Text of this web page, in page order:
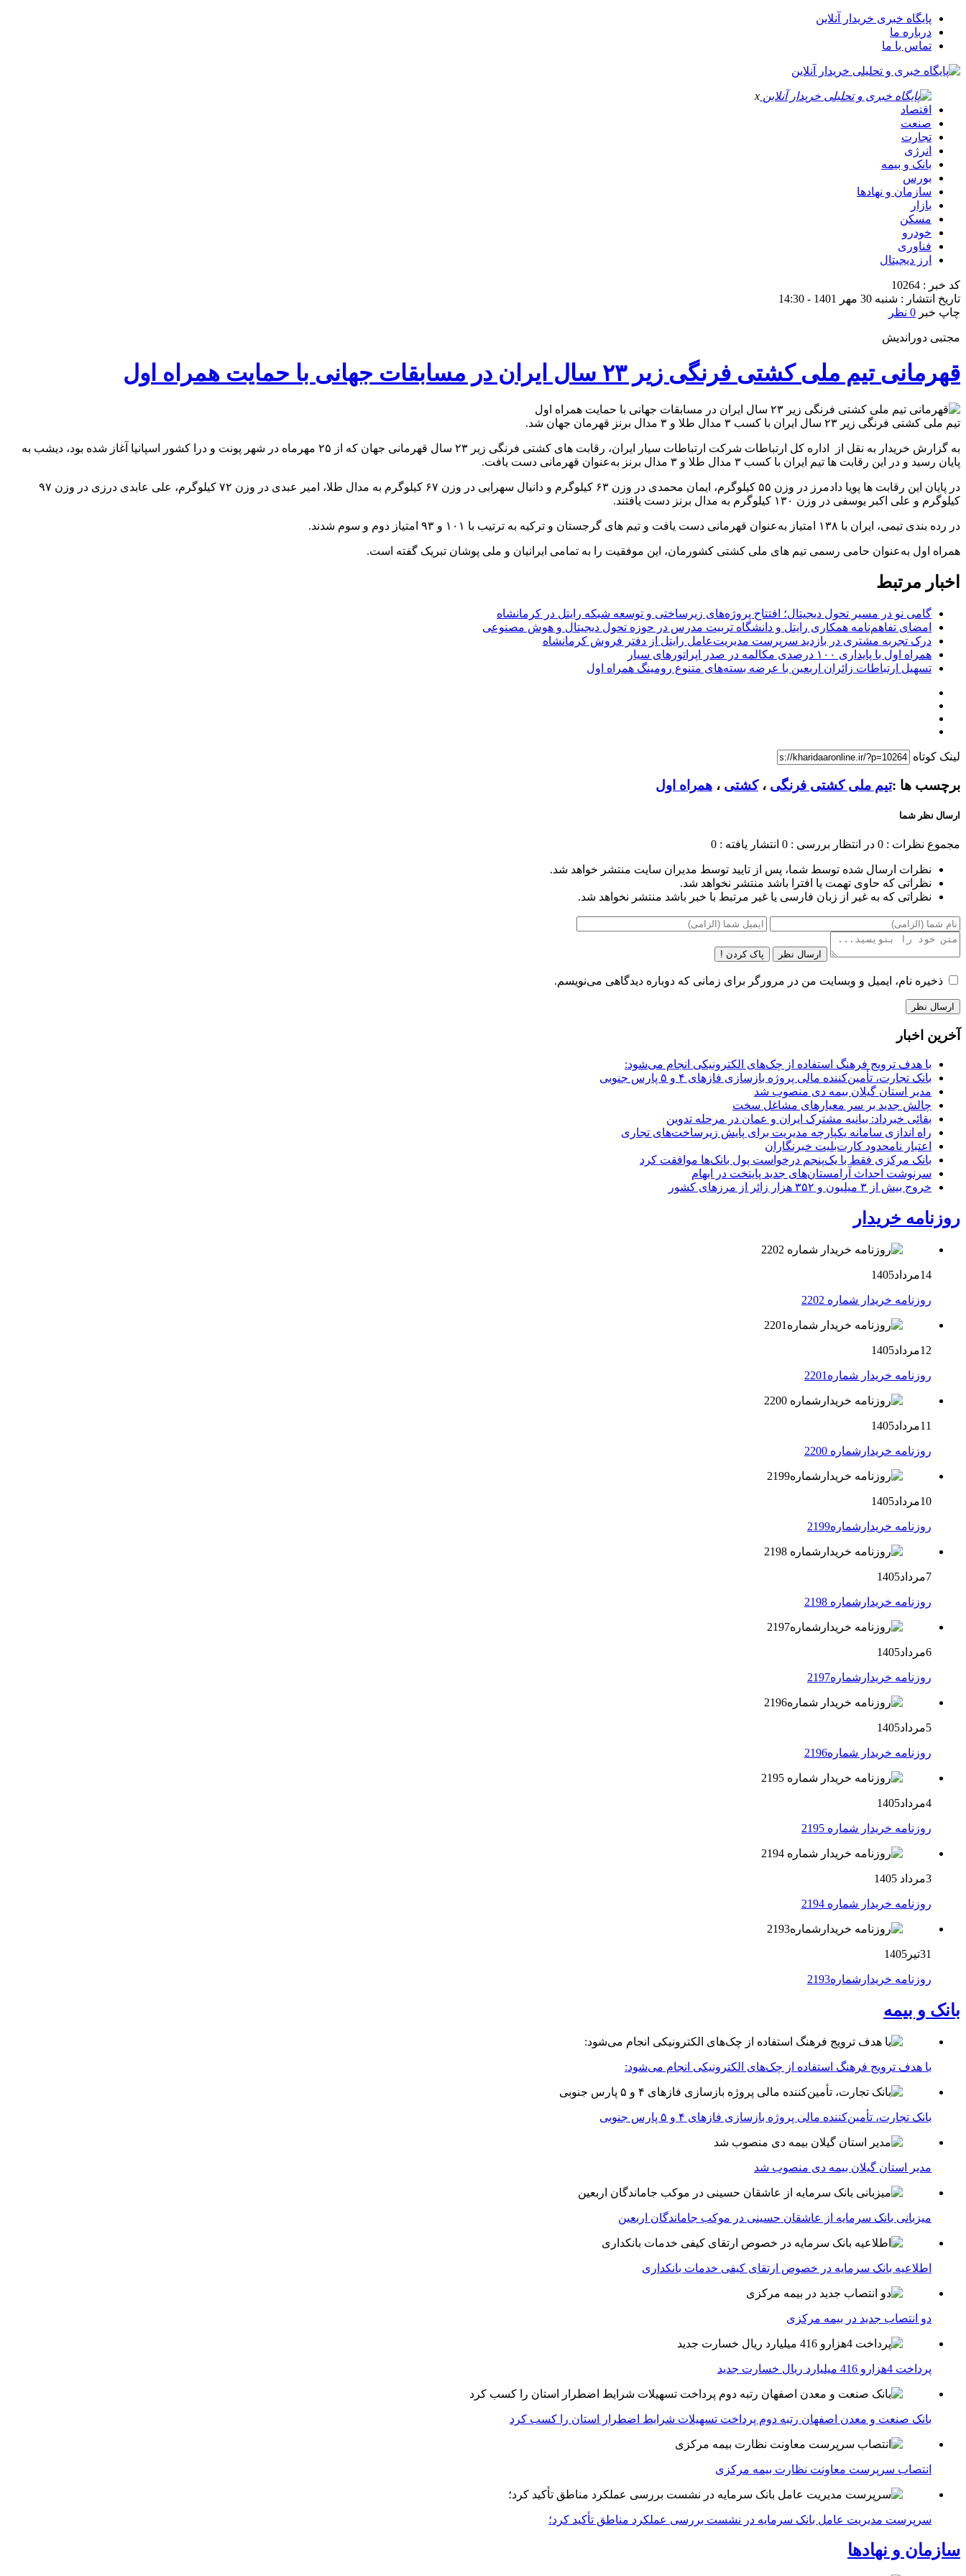
پایگاه خبری خریدار آنلاین
درباره ما
تماس با ما
x
اقتصاد
صنعت
تجارت
انرژی
بانک و بیمه
بورس
سازمان و نهادها
بازار
مسکن
خودرو
فناوری
ارز دیجیتال
کد خبر : 10264
تاریخ انتشار : شنبه 30 مهر 1401 - 14:30
چاپ خبر 0 نظر
مجتبی دوراندیش
قهرمانی تیم ملی کشتی فرنگی زیر ۲۳ سال ایران در مسابقات جهانی با حمایت همراه اول
تیم ملی کشتی فرنگی زیر ۲۳ سال ایران با کسب ۳ مدال طلا و ۳ مدال برنز قهرمان جهان شد.
به گزارش خریدار به نقل از اداره کل ارتباطات شرکت ارتباطات سیار ایران، رقابت های کشتی فرنگی زیر ۲۳ سال قهرمانی جهان که از ۲۵ مهرماه در شهر پونت و درا کشور اسپانیا آغاز شده بود، دیشب به
پایان رسید و در این رقابت ها تیم ایران با کسب ۳ مدال طلا و ۳ مدال برنز به‌عنوان قهرمانی دست یافت.
در پایان این رقابت ها پویا دادمرز در وزن ۵۵ کیلوگرم، ایمان محمدی در وزن ۶۳ کیلوگرم و دانیال سهرابی در وزن ۶۷ کیلوگرم به مدال طلا، امیر عبدی در وزن ۷۲ کیلوگرم، علی عابدی درزی در وزن ۹۷
کیلوگرم و علی اکبر یوسفی در وزن ۱۳۰ کیلوگرم به مدال برنز دست یافتند.
در رده بندی تیمی، ایران با ۱۳۸ امتیاز به‌عنوان‌ قهرمانی دست یافت و تیم های گرجستان و ترکیه به ترتیب با ۱۰۱ و ۹۳ امتیاز دوم و سوم شدند.
همراه اول به‌عنوان حامی رسمی تیم های ملی کشتی کشورمان، این موفقیت را به تمامی ایرانیان و ملی پوشان تبریک گفته است.
اخبار مرتبط
گامی نو در مسیر تحول دیجیتال؛ افتتاح پروژه‌های زیرساختی و توسعه شبکه رایتل در کرمانشاه
امضای تفاهم‌نامه همکاری رایتل و دانشگاه تربیت مدرس در حوزه تحول دیجیتال و هوش مصنوعی
درک تجربه مشتری در بازدید سرپرست مدیریت‌عامل رایتل از دفتر فروش کرمانشاه
همراه اول با پایداری ۱۰۰ درصدی مکالمه در صدر اپراتورهای سیار
تسهیل ارتباطات زائران اربعین با عرضه بسته‌های متنوع رومینگ همراه اول
لینک کوتاه
برچسب ها :تیم ملی کشتی فرنگی ،کشتی ، همراه اول
ارسال نظر شما
مجموع نظرات : 0 در انتظار بررسی : 0 انتشار یافته : 0
نظرات ارسال شده توسط شما، پس از تایید توسط مدیران سایت منتشر خواهد شد.
نظراتی که حاوی تهمت یا افترا باشد منتشر نخواهد شد.
نظراتی که به غیر از زبان فارسی یا غیر مرتبط با خبر باشد منتشر نخواهد شد.
ارسال نظر پاک کردن !
ذخیره نام، ایمیل و وبسایت من در مرورگر برای زمانی که دوباره دیدگاهی می‌نویسم.
آخرین اخبار
با هدف ترویج فرهنگ استفاده از چک‌های الکترونیکی انجام می‌شود:
بانک تجارت، تأمین‌کننده مالی پروژه بازسازی فازهای ۴ و ۵ پارس جنوبی
مدیر استان گیلان بیمه دی منصوب شد
چالش جدید بر سر معیارهای مشاغل سخت
بقائی خبرداد: بیانیه مشترک ایران و عمان در مرحله تدوین
راه اندازی سامانه یکپارچه مدیریت برای پایش زیرساخت‌های تجاری
اعتبار نامحدود کارت‌بلیت خبرنگاران
بانک مرکزی فقط با یک‌‎پنجم درخواست پول بانک‌ها موافقت کرد
سرنوشت احداث آرامستان‌های جدید پایتخت در ابهام
خروج بیش از ۳ میلیون و ۳۵۲ هزار زائر از مرزهای کشور
روزنامه خریدار
14مرداد1405
روزنامه خریدار شماره 2202
12مرداد1405
روزنامه خریدار شماره2201
11مرداد1405
روزنامه خریدارشماره 2200
10مرداد1405
روزنامه خریدارشماره2199
7مرداد1405
روزنامه خریدارشماره 2198
6مرداد1405
روزنامه خریدارشماره2197
5مرداد1405
روزنامه خریدار شماره2196
4مرداد1405
روزنامه خریدار شماره 2195
3مرداد 1405
روزنامه خریدار شماره 2194
31تیر1405
روزنامه خریدارشماره2193
بانک و بیمه
با هدف ترویج فرهنگ استفاده از چک‌های الکترونیکی انجام می‌شود:
بانک تجارت، تأمین‌کننده مالی پروژه بازسازی فازهای ۴ و ۵ پارس جنوبی
مدیر استان گیلان بیمه دی منصوب شد
میزبانی بانک سرمایه از عاشقان حسینی در موکب جاماندگان اربعین
اطلاعیه بانک سرمایه در خصوص ارتقای کیفی خدمات بانکداری
دو انتصاب جدید در بیمه مركزی
پرداخت 4هزارو 416 میلیارد ریال خسارت جدید
بانک صنعت و معدن اصفهان رتبه دوم پرداخت تسهیلات شرایط اضطرار استان را کسب کرد
انتصاب سرپرست معاونت نظارت بیمه مرکزی
سرپرست مدیریت عامل بانک سرمایه در نشست بررسی عملکرد مناطق تأکید کرد؛
سازمان و نهادها